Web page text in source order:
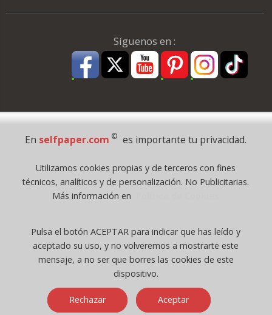
Síguenos en :
Pago Seguro
Todos los derechos reservados
©selfpaper.com, y las webs de ©gruposelfpaper.org están gestionadas, y
Registro Mercantil de Valencia ( España ) CEE:
Tomo 7263, Libro 4565, Folio 1, Sección 8, Hoja V-85203.
Móvil / Tablet - Bot mozilla/5.0 (linux; android 14; pixel 8)
applewebkit/537.36 (khtml, like gecko) chrome/131.0.0.0 mobile
En selfpaper.com © es importante tu privacidad.
Utilizamos cookies propias y de terceros con fines
técnicos, analíticos y de personalización. No Publicitarias.
Más información en
Pulsa el botón ACEPTAR para indicar que has leído y
aceptado su uso, y no volveremos a mostrarte este
mensaje, a no ser que borres las cookies de este
dispositivo.
Rechazar Aceptar